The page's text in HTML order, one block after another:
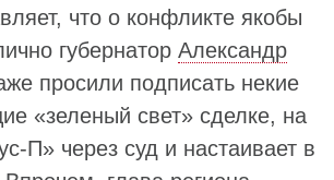
что о конфликте якобы
губернатор Александр
просили подписать некие
«зеленый свет» сделке, на
П» через суд и настаивает в